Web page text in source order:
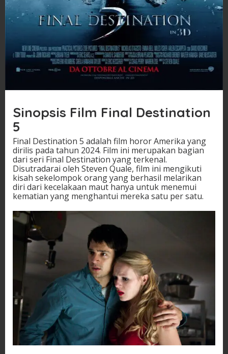
Sinopsis Film Final Destination
5
Final Destination 5 adalah film horor Amerika yang
dirilis pada tahun 2024. Film ini merupakan bagian
dari seri Final Destination yang terkenal.
Disutradarai oleh Steven Quale, film ini mengikuti
kisah sekelompok orang yang berhasil melarikan
diri dari kecelakaan maut hanya untuk menemui
kematian yang menghantui mereka satu per satu.